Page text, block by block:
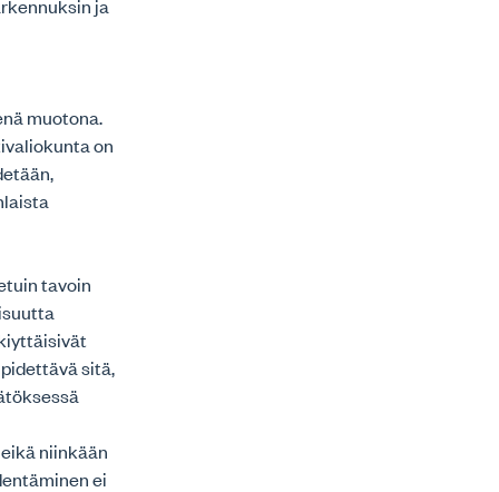
ja
muotona.
on
tavoin
sitä,
niinkään
ei